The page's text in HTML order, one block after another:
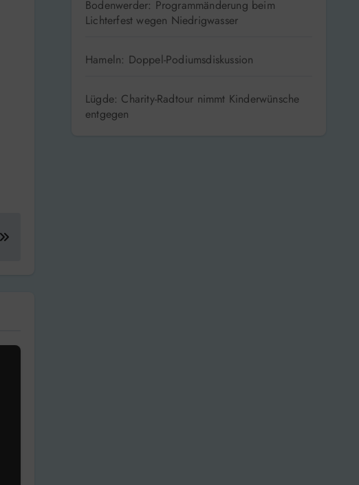
Bodenwerder: Programmänderung beim
Lichterfest wegen Niedrigwasser
Hameln: Doppel-Podiumsdiskussion
Lügde: Charity-Radtour nimmt Kinderwünsche
entgegen